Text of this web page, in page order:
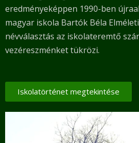
eredményeképpen 1990-ben
magyar iskola Bartók Béla
névválasztás az iskolateremtő
vezéreszménket tükrözi.
Iskolatörténet megtekintése